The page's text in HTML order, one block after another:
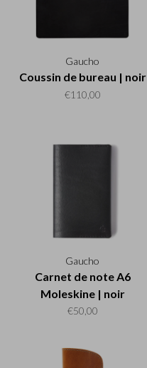
Gaucho
Coussin de bureau | noir
€110,00
Gaucho
Carnet de note A6
Moleskine | noir
€50,00